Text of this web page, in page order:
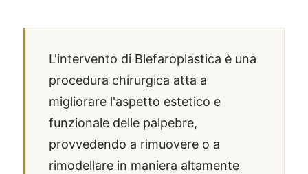
L'intervento di Blefaroplastica è una
procedura chirurgica atta a
migliorare l'aspetto estetico e
funzionale delle palpebre,
provvedendo a rimuovere o a
rimodellare in maniera altamente